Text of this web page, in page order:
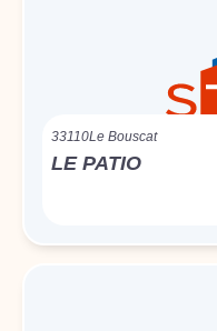
33110Le Bouscat
LE PATIO